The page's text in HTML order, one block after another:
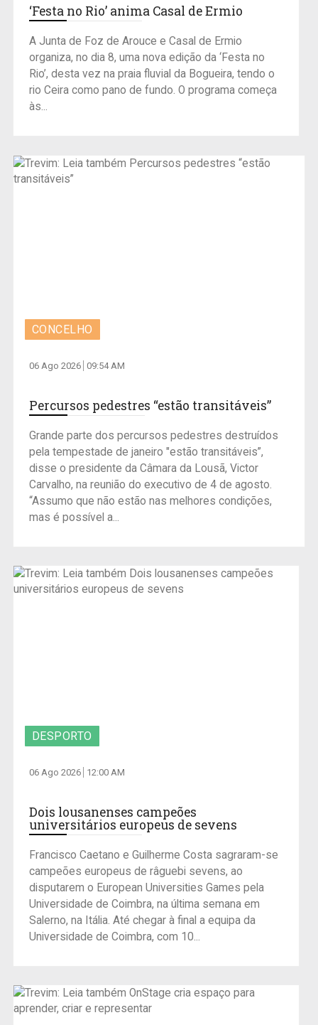
‘Festa no Rio’ anima Casal de Ermio
A Junta de Foz de Arouce e Casal de Ermio
organiza, no dia 8, uma nova edição da ‘Festa no
Rio’, desta vez na praia fluvial da Bogueira, tendo o
rio Ceira como pano de fundo. O programa começa
às...
CONCELHO
06 Ago 2026 09:54 AM
Percursos pedestres “estão transitáveis”
Grande parte dos percursos pedestres destruídos
pela tempestade de janeiro "estão transitáveis”,
disse o presidente da Câmara da Lousã, Victor
Carvalho, na reunião do executivo de 4 de agosto.
“Assumo que não estão nas melhores condições,
mas é possível a...
DESPORTO
06 Ago 2026 12:00 AM
Dois lousanenses campeões
universitários europeus de sevens
Francisco Caetano e Guilherme Costa sagraram-se
campeões europeus de râguebi sevens, ao
disputarem o European Universities Games pela
Universidade de Coimbra, na última semana em
Salerno, na Itália. Até chegar à final a equipa da
Universidade de Coimbra, com 10...